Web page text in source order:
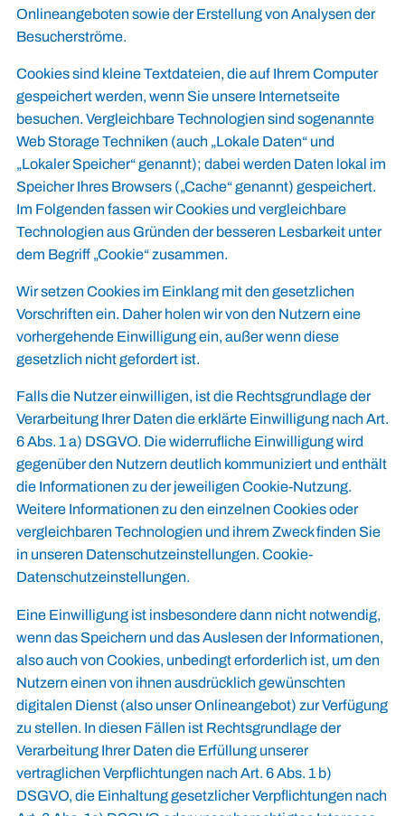
Onlineangeboten sowie der Erstellung von Analysen der
Besucherströme.
Cookies sind kleine Textdateien, die auf Ihrem Computer
gespeichert werden, wenn Sie unsere Internetseite
besuchen. Vergleichbare Technologien sind sogenannte
Web Storage Techniken (auch „Lokale Daten“ und
„Lokaler Speicher“ genannt); dabei werden Daten lokal im
Speicher Ihres Browsers („Cache“ genannt) gespeichert.
Im Folgenden fassen wir Cookies und vergleichbare
Technologien aus Gründen der besseren Lesbarkeit unter
dem Begriff „Cookie“ zusammen.
Wir setzen Cookies im Einklang mit den gesetzlichen
Vorschriften ein. Daher holen wir von den Nutzern eine
vorhergehende Einwilligung ein, außer wenn diese
gesetzlich nicht gefordert ist.
Falls die Nutzer einwilligen, ist die Rechtsgrundlage der
Verarbeitung Ihrer Daten die erklärte Einwilligung nach Art.
6 Abs. 1 a) DSGVO. Die widerrufliche Einwilligung wird
gegenüber den Nutzern deutlich kommuniziert und enthält
die Informationen zu der jeweiligen Cookie-Nutzung.
Weitere Informationen zu den einzelnen Cookies oder
vergleichbaren Technologien und ihrem Zweck finden Sie
in unseren Datenschutzeinstellungen. Cookie-
Datenschutzeinstellungen.
Eine Einwilligung ist insbesondere dann nicht notwendig,
wenn das Speichern und das Auslesen der Informationen,
also auch von Cookies, unbedingt erforderlich ist, um den
Nutzern einen von ihnen ausdrücklich gewünschten
digitalen Dienst (also unser Onlineangebot) zur Verfügung
zu stellen. In diesen Fällen ist Rechtsgrundlage der
Verarbeitung Ihrer Daten die Erfüllung unserer
vertraglichen Verpflichtungen nach Art. 6 Abs. 1 b)
DSGVO, die Einhaltung gesetzlicher Verpflichtungen nach